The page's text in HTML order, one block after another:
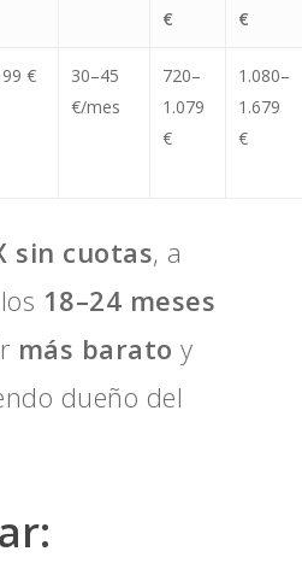
€
€
€
30–45
€/mes
720–
1.079
€
1.080–
1.679
€
sin cuotas, a
18–24 meses
más barato y
dueño del